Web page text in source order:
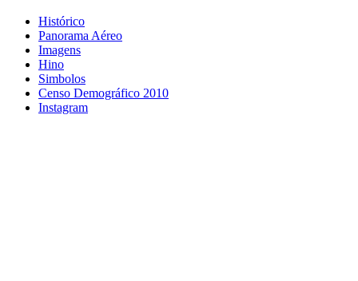
Histórico
Panorama Aéreo
Imagens
Hino
Simbolos
Censo Demográfico 2010
Instagram